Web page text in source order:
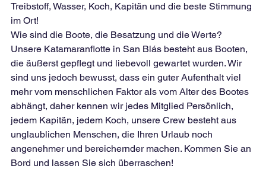
Treibstoff, Wasser, Koch, Kapitän und die beste Stimmung
im Ort!
Wie sind die Boote, die Besatzung und die Werte?
Unsere Katamaranflotte in San Blás besteht aus Booten,
die äußerst gepflegt und liebevoll gewartet wurden. Wir
sind uns jedoch bewusst, dass ein guter Aufenthalt viel
mehr vom menschlichen Faktor als vom Alter des Bootes
abhängt, daher kennen wir jedes Mitglied Persönlich,
jedem Kapitän, jedem Koch, unsere Crew besteht aus
unglaublichen Menschen, die Ihren Urlaub noch
angenehmer und bereichernder machen. Kommen Sie an
Bord und lassen Sie sich überraschen!